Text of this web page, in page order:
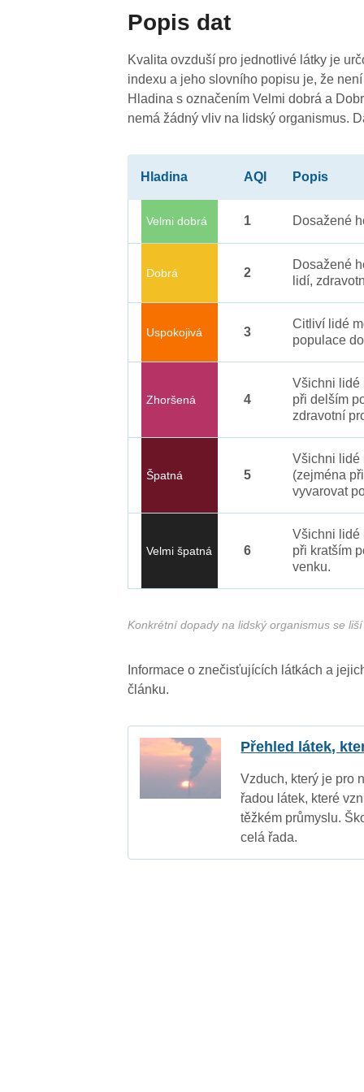
4
4
Popis dat
Kvalita ovzduší pro jednotlivé látky je
indexu a jeho slovního popisu je, že
Hladina s označením Velmi dobrá a
nemá žádný vliv na lidský organismus.
Hladina AQI Popis
Velmi dobrá 1 Dosažené
Dobrá 2
Dosažené
lidí,
Uspokojivá 3
Citliví lidé
populace
Zhoršená 4
Všichni lidé
při delším
zdravotní
Špatná 5
Všichni lidé
(zejména
vyvarovat
Velmi špatná 6
Všichni lidé
při kratším
venku.
Konkrétní dopady na lidský organismus se
Informace o znečisťujících látkách a
článku.
Přehled látek,
Vzduch, který je pro
řadou látek, které
těžkém průmyslu.
celá řada.